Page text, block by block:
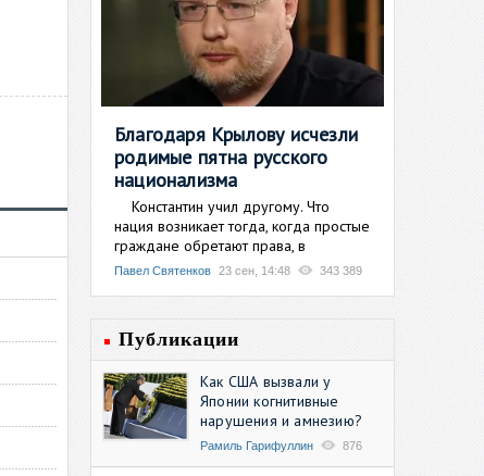
Благодаря Крылову исчезли
родимые пятна русского
национализма
Константин учил другому. Что
нация возникает тогда, когда простые
граждане обретают права, в
Павел Святенков 23 сен, 14:48 343 389
Публикации
Как США вызвали у
Японии когнитивные
нарушения и амнезию?
Рамиль Гарифуллин 876